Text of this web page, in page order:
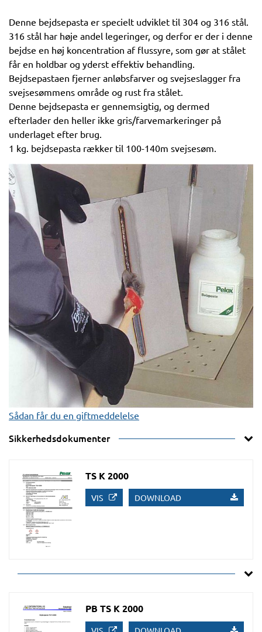
Denne bejdsepasta er specielt udviklet til 304 og 316 stål.
316 stål har høje andel legeringer, og derfor er der i denne
bejdse en høj koncentration af flussyre, som gør at stålet
får en holdbar og yderst effektiv behandling.
Bejdsepastaen fjerner anløbsfarver og svejseslagger fra
svejsesømmens område og rust fra stålet.
Denne bejdsepasta er gennemsigtig, og dermed
efterlader den heller ikke gris/farvemarkeringer på
underlaget efter brug.
1 kg. bejdsepasta rækker til 100-140m svejsesøm.
Sådan får du en giftmeddelelse
Sikkerhedsdokumenter
TS K 2000
VIS DOWNLOAD
PB TS K 2000